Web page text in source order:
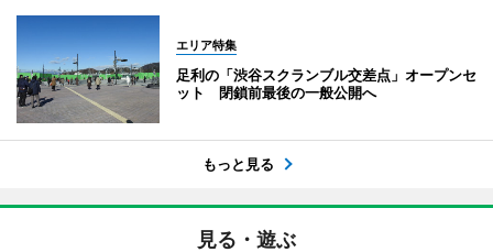
エリア特集
足利の「渋谷スクランブル交差点」オープンセ
ット 閉鎖前最後の一般公開へ
もっと見る
見る・遊ぶ